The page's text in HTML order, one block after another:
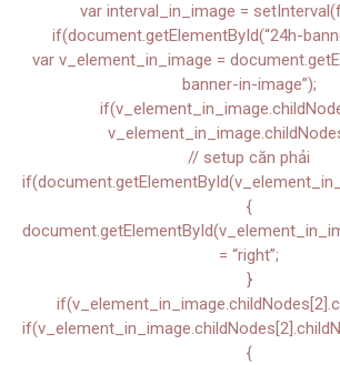
var interval_in_image =
if(document.getElementById(“24h-
var v_element_in_image =
banner-in-image”);
// setup căn phải
{
= “right”;
}
{